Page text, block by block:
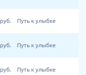
руб. Путь к улыбке
руб. Путь к улыбке
руб. Путь к улыбке